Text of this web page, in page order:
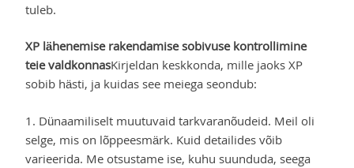
tuleb.
XP lähenemise rakendamise sobivuse kontrollimine
teie valdkonnasKirjeldan keskkonda, mille jaoks XP
sobib hästi, ja kuidas see meiega seondub:
1. Dünaamiliselt muutuvaid tarkvaranõudeid. Meil oli
selge, mis on lõppeesmärk. Kuid detailides võib
varieerida. Me otsustame ise, kuhu suunduda, seega